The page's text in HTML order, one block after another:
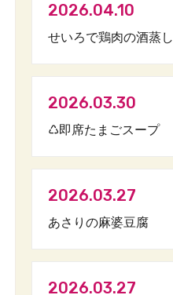
2026.04.10
せいろで鶏肉の酒蒸し
2026.03.30
♺即席たまごスープ
2026.03.27
あさりの麻婆豆腐
2026.03.27